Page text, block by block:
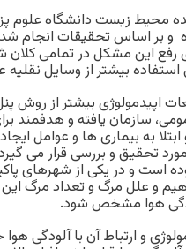
مرگ ۳۳ هزار نفر شده و بر اساس تحقیقات
رفع این مشکل در تمامی کلان
بیشتر از وسایل
اپیدمولوژی بیشتر از روش
سازمان یافته و هدفمند
به بیماری ها و عوامل
تحقیق و بررسی قرار می
که آلوده است و در یکی از شهرهای
می دهیم و علل مرگ و تعداد مرگ
هوا مشخص شود.
و ارتباط آن با آلودگی